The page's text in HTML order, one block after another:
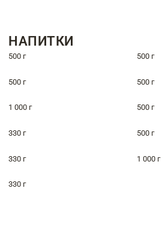
НАПИТКИ
500 г 500 г
500 г 500 г
1 000 г 500 г
330 г 500 г
330 г 1 000 г
330 г